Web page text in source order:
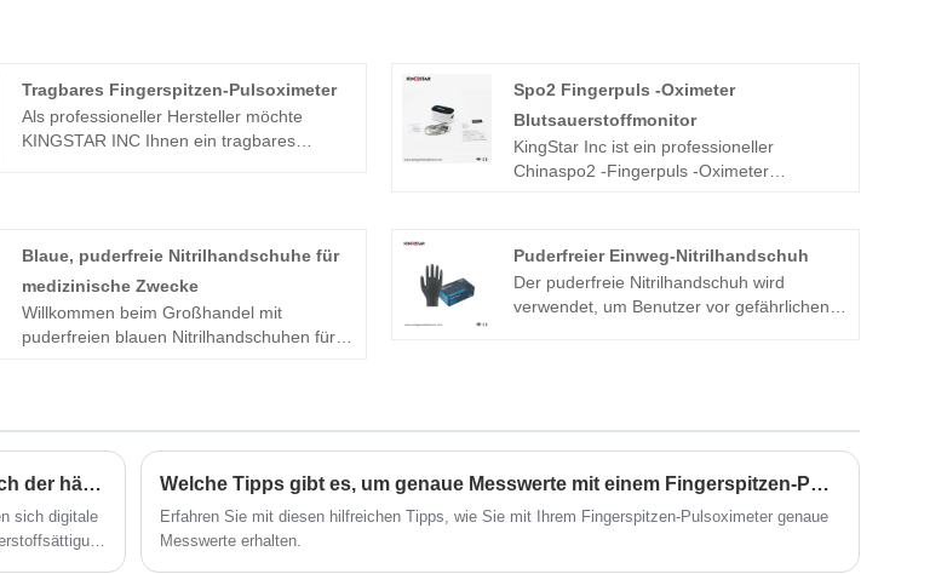
Tragbares Fingerspitzen-Pulsoximeter
Als professioneller Hersteller möchte
KINGSTAR INC Ihnen ein tragbares
Spo2 Fingerpuls -Oximeter
Blutsauerstoffmonitor
KingStar Inc ist ein professioneller
Chinaspo2 -Fingerpuls -Oximeter
Messung der Blutsauerstoffsättigung, Spo2
-Fingerpuls -Puls -Oximeter -
Blutsauerstoffmonitor kann die Pulse -Rate
um in unsere Fabrik zu kommen, um den
den qualitativ hochwertigen SPO2-
Fingerpuls-Oximeter-Blutsauerstoffmonitor
Blaue, puderfreie Nitrilhandschuhe für
medizinische Zwecke
Willkommen beim Großhandel mit
puderfreien blauen Nitrilhandschuhen für
Hersteller und Lieferant von puderfreien
blauen medizinischen blauen
Nitrilhandschuhen in China.
Puderfreier Einweg-Nitrilhandschuh
Der puderfreie Nitrilhandschuh wird
verwendet, um Benutzer vor gefährlichen
Färbeindustrie und in der Hausarbeit usw.
verwendet werden.
Digitales Fingerpulsoximeter: eine revolutionäre Kraft im Bereich der häuslichen Gesundheitsüberwachung
sich digitale
Welche Tipps gibt es, um genaue Messwerte mit einem Fingerspitzen-Pulsoximeter zu erhalten?
Erfahren Sie mit diesen hilfreichen Tipps, wie Sie mit Ihrem Fingerspitzen-Pulsoximeter genaue
Messwerte erhalten.